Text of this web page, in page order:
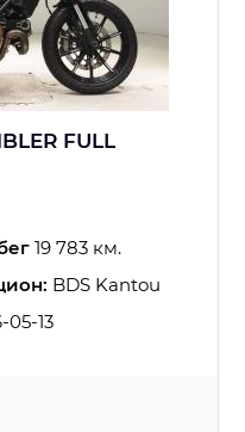
FULL
19 783 км.
BDS Kantou
05-13